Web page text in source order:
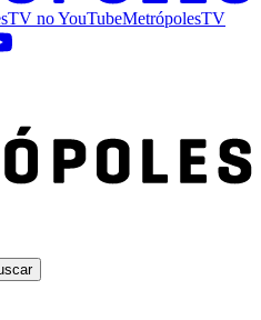
noYouTubeMetrópolesTV